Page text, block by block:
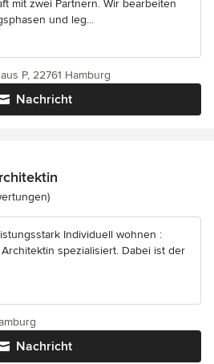
mit zwei Partnern. Wir bearbeiten
und leg...
Nachricht
P, 22761 Hamburg
5 von 5 Sternen
Individuell wohnen :
spezialisiert. Dabei ist der
Nachricht